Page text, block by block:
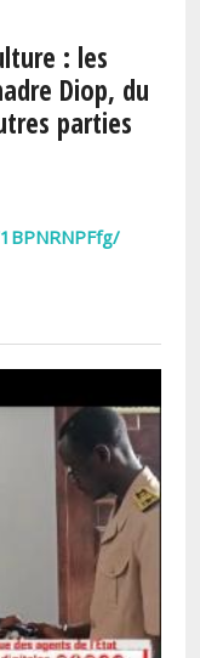
: les
Diop, du
parties